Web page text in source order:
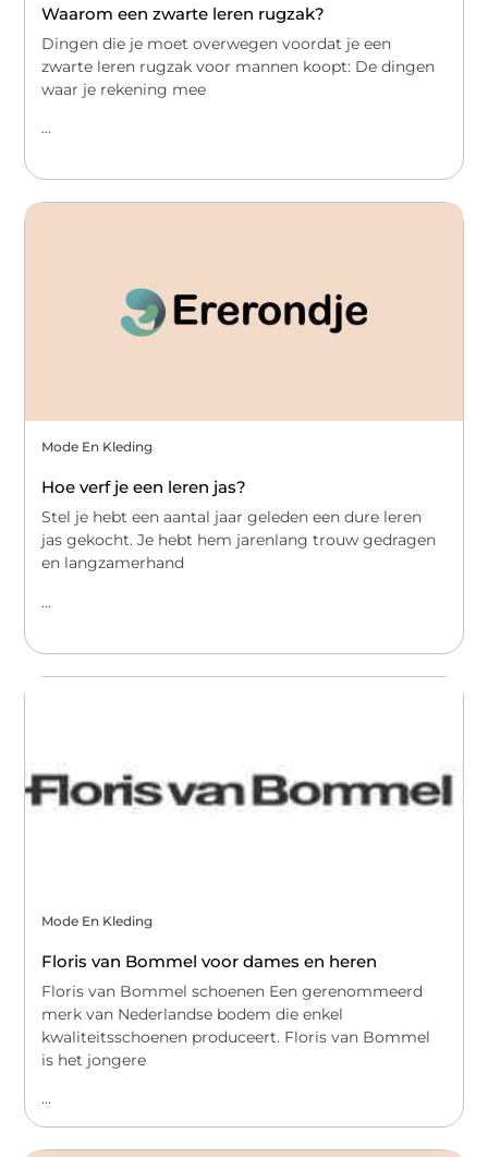
Waarom een zwarte leren rugzak?
Dingen die je moet overwegen voordat je een
zwarte leren rugzak voor mannen koopt: De dingen
waar je rekening mee
...
Mode En Kleding
Hoe verf je een leren jas?
Stel je hebt een aantal jaar geleden een dure leren
jas gekocht. Je hebt hem jarenlang trouw gedragen
en langzamerhand
...
Mode En Kleding
Floris van Bommel voor dames en heren
Floris van Bommel schoenen Een gerenommeerd
merk van Nederlandse bodem die enkel
kwaliteitsschoenen produceert. Floris van Bommel
is het jongere
...